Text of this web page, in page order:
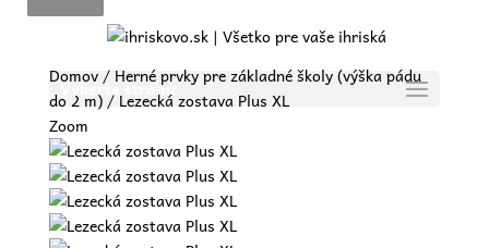
Vyberte stranu
Domov/ Herné prvky pre základné školy (výška pádu
do 2 m)/ Lezecká zostava Plus XL
Zoom